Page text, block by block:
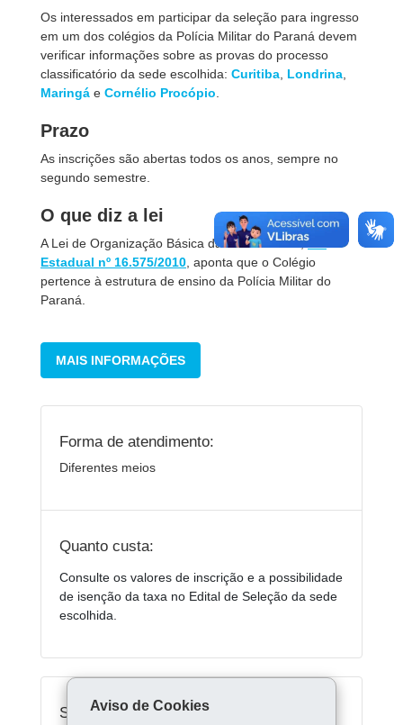
Os interessados em participar da seleção para ingresso
em um dos colégios da Polícia Militar do Paraná devem
verificar informações sobre as provas do processo
classificatório da sede escolhida: Curitiba Londrina
Maringá e Cornélio Procópio
Prazo
As inscrições são abertas todos os anos, sempre no
segundo semestre.
O que diz a lei
A Lei de Organização Básica da Polícia Militar,Lei
Estadual nº 16.575/2010 , aponta que o Colégio
pertence à estrutura de ensino da Polícia Militar do
Paraná.
MAIS INFORMAÇÕES
Forma de atendimento:
Diferentes meios
Quanto custa:
Consulte os valores de inscrição e a possibilidade
de isenção da taxa no Edital de Seleção da sede
escolhida.
Serviços Relacionados:
Aviso de Cookies